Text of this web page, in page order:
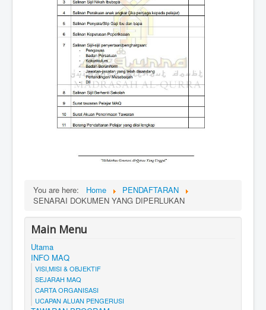
You are here: Home
PENDAFTARAN
SENARAI DOKUMEN YANG DIPERLUKAN
Main Menu
Utama
INFO MAQ
VISI,MISI & OBJEKTIF
SEJARAH MAQ
CARTA ORGANISASI
UCAPAN ALUAN PENGERUSI